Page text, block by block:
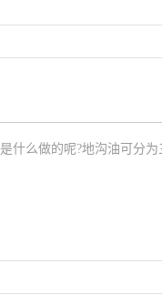
什么做的呢?地沟油可分